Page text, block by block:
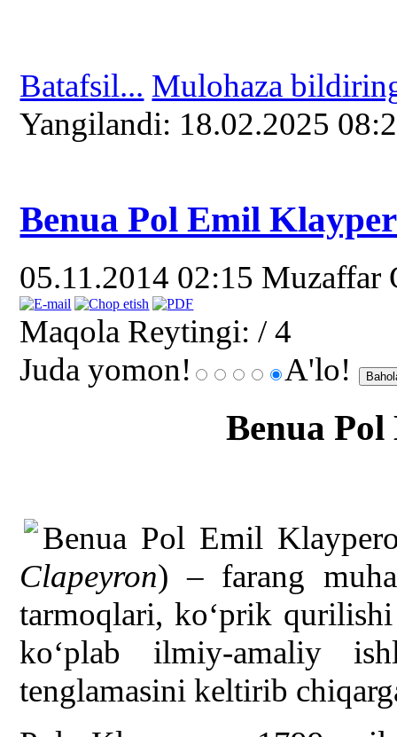
Batafsil... Mulohaza
Yangilаndi: 18.02.2025
Benua Pol Emil
05.11.2014 02:15 Muzaffar
Maqola Reytingi: / 4
Juda yomon!
A'lo!
Benua
Benua Pol Emil
Clapeyron) – farang
tarmoqlari, ko‘prik
ko‘plab ilmiy-amaliy
tenglamasini keltirib